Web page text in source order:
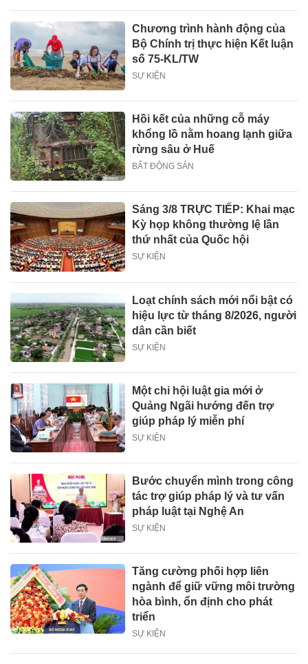
Chương trình hành động của
Bộ Chính trị thực hiện Kết luận
số 75-KL/TW
SỰ KIỆN
Hồi kết của những cỗ máy
khổng lồ nằm hoang lạnh giữa
rừng sâu ở Huế
BẤT ĐỘNG SẢN
Sáng 3/8 TRỰC TIẾP: Khai mạc
Kỳ họp không thường lệ lần
thứ nhất của Quốc hội
SỰ KIỆN
Loạt chính sách mới nổi bật có
hiệu lực từ tháng 8/2026, người
dân cần biết
SỰ KIỆN
Một chi hội luật gia mới ở
Quảng Ngãi hướng đến trợ
giúp pháp lý miễn phí
SỰ KIỆN
Bước chuyển mình trong công
tác trợ giúp pháp lý và tư vấn
pháp luật tại Nghệ An
SỰ KIỆN
Tăng cường phối hợp liên
ngành để giữ vững môi trường
hòa bình, ổn định cho phát
triển
SỰ KIỆN